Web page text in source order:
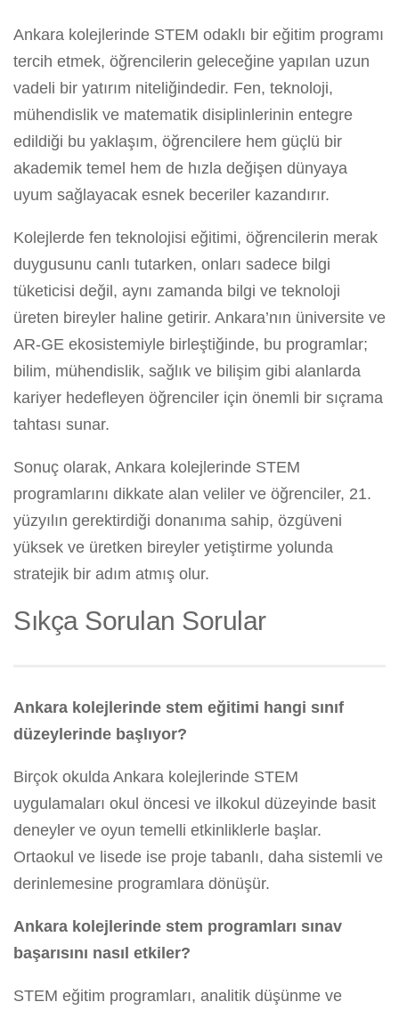
Ankara kolejlerinde STEM odaklı bir eğitim programı
tercih etmek, öğrencilerin geleceğine yapılan uzun
vadeli bir yatırım niteliğindedir. Fen, teknoloji,
mühendislik ve matematik disiplinlerinin entegre
edildiği bu yaklaşım, öğrencilere hem güçlü bir
akademik temel hem de hızla değişen dünyaya
uyum sağlayacak esnek beceriler kazandırır.
Kolejlerde fen teknolojisi eğitimi, öğrencilerin merak
duygusunu canlı tutarken, onları sadece bilgi
tüketicisi değil, aynı zamanda bilgi ve teknoloji
üreten bireyler haline getirir. Ankara’nın üniversite ve
AR-GE ekosistemiyle birleştiğinde, bu programlar;
bilim, mühendislik, sağlık ve bilişim gibi alanlarda
kariyer hedefleyen öğrenciler için önemli bir sıçrama
tahtası sunar.
Sonuç olarak, Ankara kolejlerinde STEM
programlarını dikkate alan veliler ve öğrenciler, 21.
yüzyılın gerektirdiği donanıma sahip, özgüveni
yüksek ve üretken bireyler yetiştirme yolunda
stratejik bir adım atmış olur.
Sıkça Sorulan Sorular
Ankara kolejlerinde stem eğitimi hangi sınıf
düzeylerinde başlıyor?
Birçok okulda Ankara kolejlerinde STEM
uygulamaları okul öncesi ve ilkokul düzeyinde basit
deneyler ve oyun temelli etkinliklerle başlar.
Ortaokul ve lisede ise proje tabanlı, daha sistemli ve
derinlemesine programlara dönüşür.
Ankara kolejlerinde stem programları sınav
başarısını nasıl etkiler?
STEM eğitim programları, analitik düşünme ve